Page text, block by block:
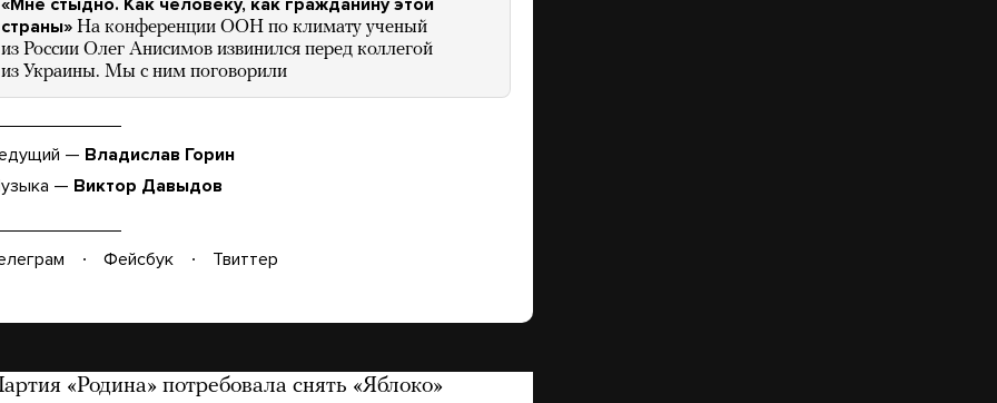
«Мне стыдно. Как человеку, как гражданину этой
страны» На конференции ООН по климату ученый
из России Олег Анисимов извинился перед коллегой
из Украины. Мы с ним поговорили
— Владислав Горин
— Виктор Давыдов
Фейсбук Твиттер
«Родина» потребовала снять «Яблоко»